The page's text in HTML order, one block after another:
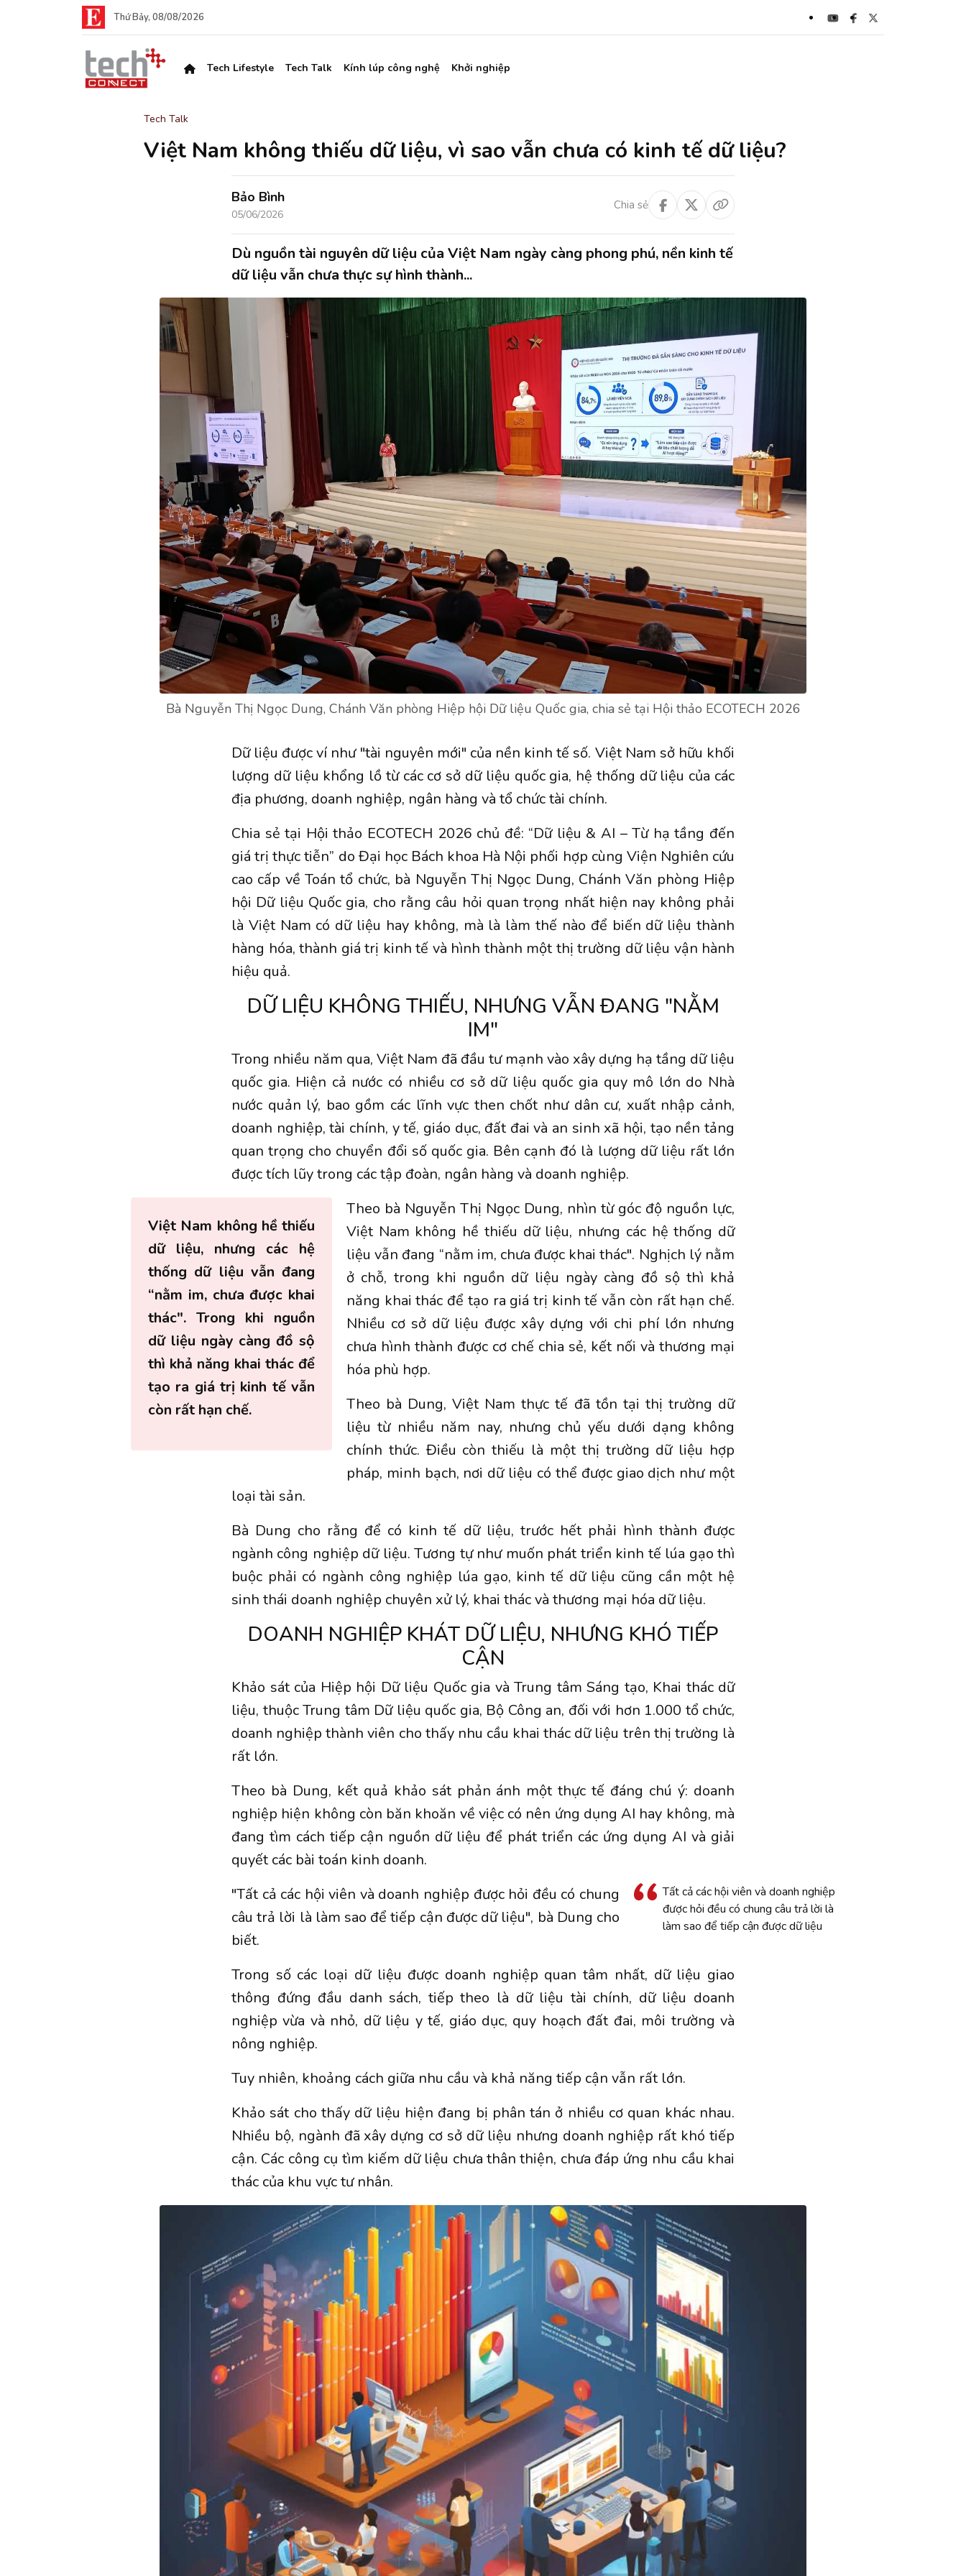
Thứ Bảy, 08/08/2026
Tech Lifestyle Tech Talk Kính lúp công nghệ Khởi nghiệp
Tech Talk
Việt Nam không thiếu dữ liệu, vì sao vẫn chưa có kinh tế dữ liệu?
Bảo Bình
05/06/2026
Chia sẻ
Dù nguồn tài nguyên dữ liệu của Việt Nam ngày càng phong phú, nền kinh tế
dữ liệu vẫn chưa thực sự hình thành...
Bà Nguyễn Thị Ngọc Dung, Chánh Văn phòng Hiệp hội Dữ liệu Quốc gia, chia sẻ tại Hội thảo ECOTECH 2026
Dữ liệu được ví như "tài nguyên mới" của nền kinh tế số. Việt Nam sở hữu khối
lượng dữ liệu khổng lồ từ các cơ sở dữ liệu quốc gia, hệ thống dữ liệu của các
địa phương, doanh nghiệp, ngân hàng và tổ chức tài chính.
Chia sẻ tại Hội thảo ECOTECH 2026 chủ đề: “Dữ liệu & AI – Từ hạ tầng đến
giá trị thực tiễn” do Đại học Bách khoa Hà Nội phối hợp cùng Viện Nghiên cứu
cao cấp về Toán tổ chức, bà Nguyễn Thị Ngọc Dung, Chánh Văn phòng Hiệp
hội Dữ liệu Quốc gia, cho rằng câu hỏi quan trọng nhất hiện nay không phải
là Việt Nam có dữ liệu hay không, mà là làm thế nào để biến dữ liệu thành
hàng hóa, thành giá trị kinh tế và hình thành một thị trường dữ liệu vận hành
hiệu quả.
DỮ LIỆU KHÔNG THIẾU, NHƯNG VẪN ĐANG "NẰM
IM"
Trong nhiều năm qua, Việt Nam đã đầu tư mạnh vào xây dựng hạ tầng dữ liệu
quốc gia. Hiện cả nước có nhiều cơ sở dữ liệu quốc gia quy mô lớn do Nhà
nước quản lý, bao gồm các lĩnh vực then chốt như dân cư, xuất nhập cảnh,
doanh nghiệp, tài chính, y tế, giáo dục, đất đai và an sinh xã hội, tạo nền tảng
quan trọng cho chuyển đổi số quốc gia. Bên cạnh đó là lượng dữ liệu rất lớn
được tích lũy trong các tập đoàn, ngân hàng và doanh nghiệp.
Việt Nam không hề thiếu
dữ liệu, nhưng các hệ
thống dữ liệu vẫn đang
“nằm im, chưa được khai
thác". Trong khi nguồn
dữ liệu ngày càng đồ sộ
thì khả năng khai thác để
tạo ra giá trị kinh tế vẫn
còn rất hạn chế.
Theo bà Nguyễn Thị Ngọc Dung, nhìn từ góc độ nguồn lực,
Việt Nam không hề thiếu dữ liệu, nhưng các hệ thống dữ
liệu vẫn đang “nằm im, chưa được khai thác". Nghịch lý nằm
ở chỗ, trong khi nguồn dữ liệu ngày càng đồ sộ thì khả
năng khai thác để tạo ra giá trị kinh tế vẫn còn rất hạn chế.
Nhiều cơ sở dữ liệu được xây dựng với chi phí lớn nhưng
chưa hình thành được cơ chế chia sẻ, kết nối và thương mại
hóa phù hợp.
Theo bà Dung, Việt Nam thực tế đã tồn tại thị trường dữ
liệu từ nhiều năm nay, nhưng chủ yếu dưới dạng không
chính thức. Điều còn thiếu là một thị trường dữ liệu hợp
pháp, minh bạch, nơi dữ liệu có thể được giao dịch như một
loại tài sản.
Bà Dung cho rằng để có kinh tế dữ liệu, trước hết phải hình thành được
ngành công nghiệp dữ liệu. Tương tự như muốn phát triển kinh tế lúa gạo thì
buộc phải có ngành công nghiệp lúa gạo, kinh tế dữ liệu cũng cần một hệ
sinh thái doanh nghiệp chuyên xử lý, khai thác và thương mại hóa dữ liệu.
DOANH NGHIỆP KHÁT DỮ LIỆU, NHƯNG KHÓ TIẾP
CẬN
Khảo sát của Hiệp hội Dữ liệu Quốc gia và Trung tâm Sáng tạo, Khai thác dữ
liệu, thuộc Trung tâm Dữ liệu quốc gia, Bộ Công an, đối với hơn 1.000 tổ chức,
doanh nghiệp thành viên cho thấy nhu cầu khai thác dữ liệu trên thị trường là
rất lớn.
Theo bà Dung, kết quả khảo sát phản ánh một thực tế đáng chú ý: doanh
nghiệp hiện không còn băn khoăn về việc có nên ứng dụng AI hay không, mà
đang tìm cách tiếp cận nguồn dữ liệu để phát triển các ứng dụng AI và giải
quyết các bài toán kinh doanh.
Tất cả các hội viên và doanh nghiệp
được hỏi đều có chung câu trả lời là
làm sao để tiếp cận được dữ liệu
"Tất cả các hội viên và doanh nghiệp được hỏi đều có chung
câu trả lời là làm sao để tiếp cận được dữ liệu", bà Dung cho
biết.
Trong số các loại dữ liệu được doanh nghiệp quan tâm nhất, dữ liệu giao
thông đứng đầu danh sách, tiếp theo là dữ liệu tài chính, dữ liệu doanh
nghiệp vừa và nhỏ, dữ liệu y tế, giáo dục, quy hoạch đất đai, môi trường và
nông nghiệp.
Tuy nhiên, khoảng cách giữa nhu cầu và khả năng tiếp cận vẫn rất lớn.
Khảo sát cho thấy dữ liệu hiện đang bị phân tán ở nhiều cơ quan khác nhau.
Nhiều bộ, ngành đã xây dựng cơ sở dữ liệu nhưng doanh nghiệp rất khó tiếp
cận. Các công cụ tìm kiếm dữ liệu chưa thân thiện, chưa đáp ứng nhu cầu khai
thác của khu vực tư nhân.